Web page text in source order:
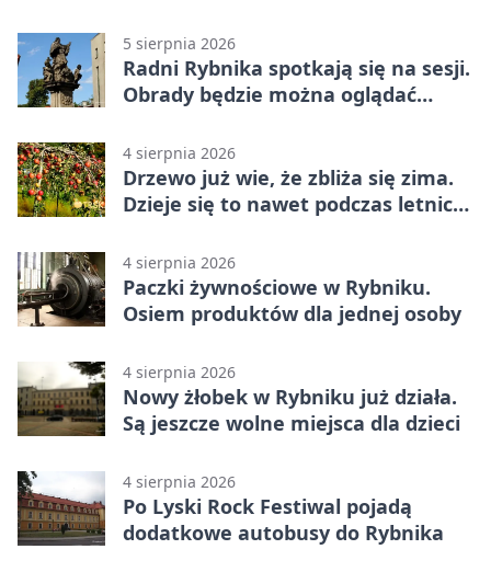
5 sierpnia 2026
Radni Rybnika spotkają się na sesji.
Obrady będzie można oglądać
4 sierpnia 2026
Drzewo już wie, że zbliża się zima.
Dzieje się to nawet podczas letnich
4 sierpnia 2026
Paczki żywnościowe w Rybniku.
Osiem produktów dla jednej osoby
4 sierpnia 2026
Nowy żłobek w Rybniku już działa.
Są jeszcze wolne miejsca dla dzieci
4 sierpnia 2026
Po Lyski Rock Festiwal pojadą
dodatkowe autobusy do Rybnika